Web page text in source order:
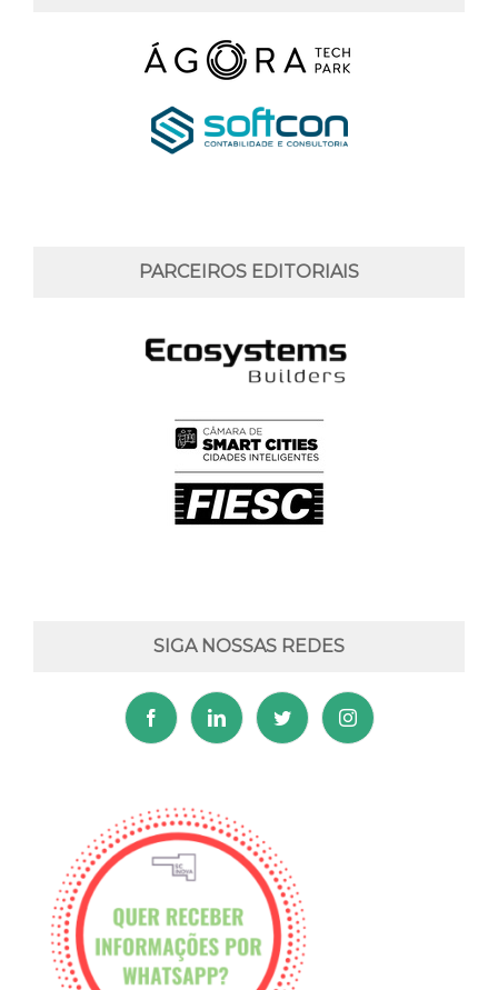
PARCEIROS EDITORIAIS
SIGA NOSSAS REDES